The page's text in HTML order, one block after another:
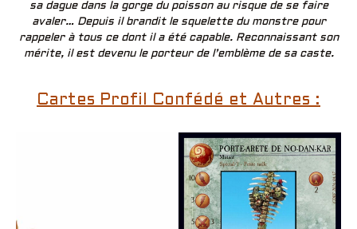
sa dague dans la gorge du poisson au risque de se faire
avaler… Depuis il brandit le squelette du monstre pour
rappeler à tous ce dont il a été capable. Reconnaissant son
mérite, il est devenu le porteur de l’emblème de sa caste.
Cartes Profil Confédé et Autres :